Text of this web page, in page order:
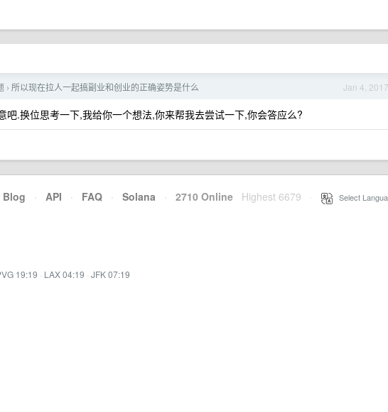
Jan 4, 2017
› 所以现在拉人一起搞副业和创业的正确姿势是什么
吧.换位思考一下,我给你一个想法,你来帮我去尝试一下,你会答应么?
Blog · API · FAQ · Solana · 2710 Online Highest 6679 Select
19:19 · LAX 04:19 · JFK 07:19